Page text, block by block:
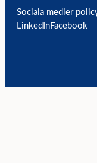
Sociala medier
LinkedInFacebook